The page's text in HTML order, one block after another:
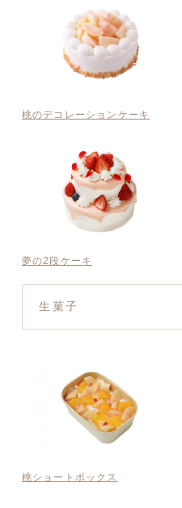
桃のデコレーションケーキ
夢の2段ケーキ
生菓子
桃ショートボックス